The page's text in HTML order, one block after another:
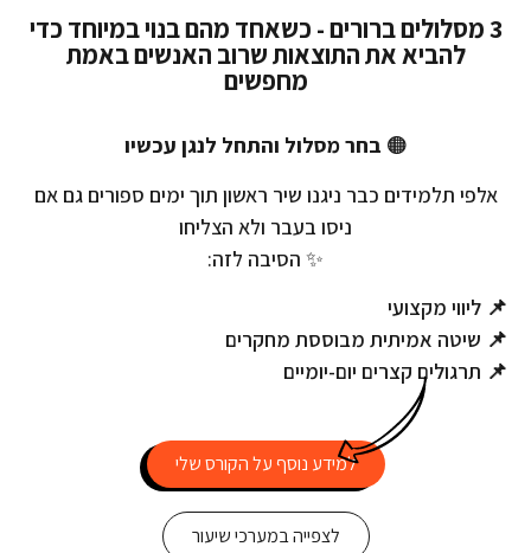
3 מסלולים ברורים - כשאחד מהם בנוי במיוחד כדי
להביא את התוצאות שרוב האנשים באמת
מחפשים
🟠 בחר מסלול והתחל לנגן עכשיו
אלפי תלמידים כבר ניגנו שיר ראשון תוך ימים ספורים גם אם
ניסו בעבר ולא הצליחו
✨ הסיבה לזה:
📌 ליווי מקצועי
📌 שיטה אמיתית מבוססת מחקרים
📌 תרגולים קצרים יום-יומיים
למידע נוסף על הקורס שלי
לצפייה במערכי שיעור